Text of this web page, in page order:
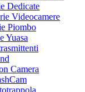
Dedicate
Videocamere
Piombo
Yuasa
Camera